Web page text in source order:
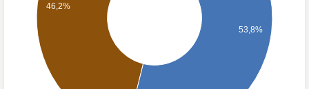
46,2%
53,8%